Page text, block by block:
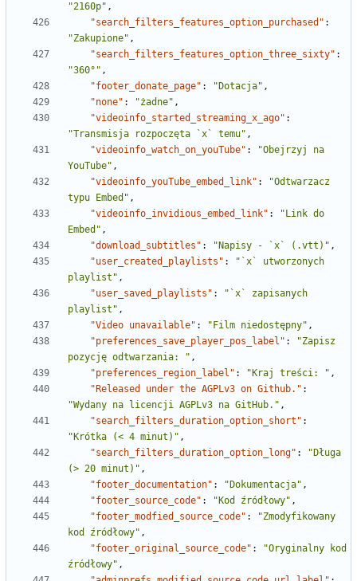
"2160p" ,
"search_filters_features_option_purchased" :
"Zakupione" ,
"search_filters_features_option_three_sixty" :
"360°" ,
"footer_donate_page" : "Dotacja" ,
"none" : "żadne" ,
"videoinfo_started_streaming_x_ago" :
"Transmisja rozpoczęta `x` temu" ,
"videoinfo_watch_on_youTube" :
"Obejrzyj na
YouTube" ,
"videoinfo_youTube_embed_link" :
"Odtwarzacz
typu Embed" ,
"videoinfo_invidious_embed_link" :
"Link do
Embed" ,
"download_subtitles" : "Napisy - `x` (.vtt)" ,
"user_created_playlists" :
"`x` utworzonych
playlist" ,
"user_saved_playlists" :
"`x` zapisanych
playlist" ,
"Video unavailable" : "Film niedostępny" ,
"preferences_save_player_pos_label" :
"Zapisz
pozycję odtwarzania: " ,
"preferences_region_label" : "Kraj treści: " ,
"Released under the AGPLv3 on Github." :
"Wydany na licencji AGPLv3 na GitHub." ,
"search_filters_duration_option_short" :
"Krótka (< 4 minut)" ,
"search_filters_duration_option_long" :
"Długa
(> 20 minut)" ,
"footer_documentation" : "Dokumentacja" ,
"footer_source_code" : "Kod źródłowy" ,
"footer_modfied_source_code" :
"Zmodyfikowany
kod źródłowy" ,
"footer_original_source_code" :
"Oryginalny kod
źródłowy" ,